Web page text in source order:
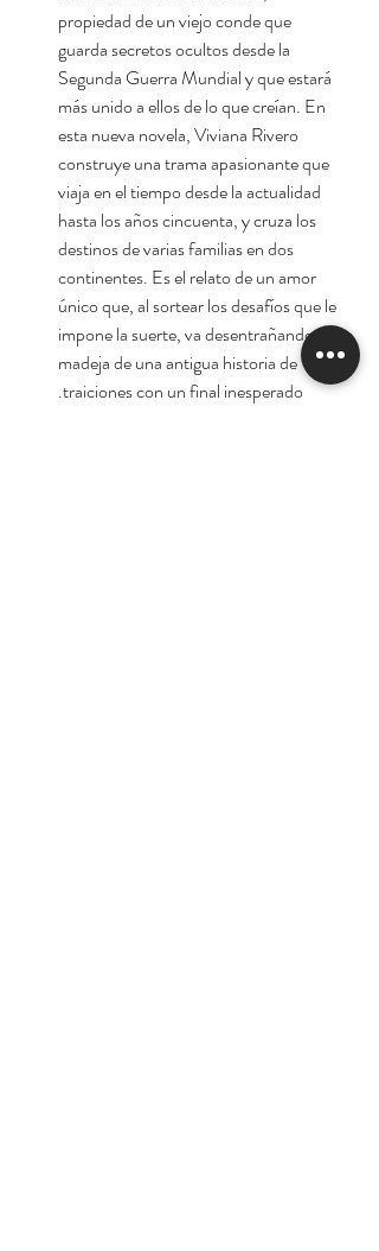
propiedad de un viejo conde que
guarda secretos ocultos desde la
Segunda Guerra Mundial y que estará
más unido a ellos de lo que creían. En
esta nueva novela, Viviana Rivero
construye una trama apasionante que
viaja en el tiempo desde la actualidad
hasta los años cincuenta, y cruza los
destinos de varias familias en dos
continentes. Es el relato de un amor
único que, al sortear los desafíos que le
impone la suerte, va desentrañando la
madeja de una antigua historia de
traiciones con un final inesperado.